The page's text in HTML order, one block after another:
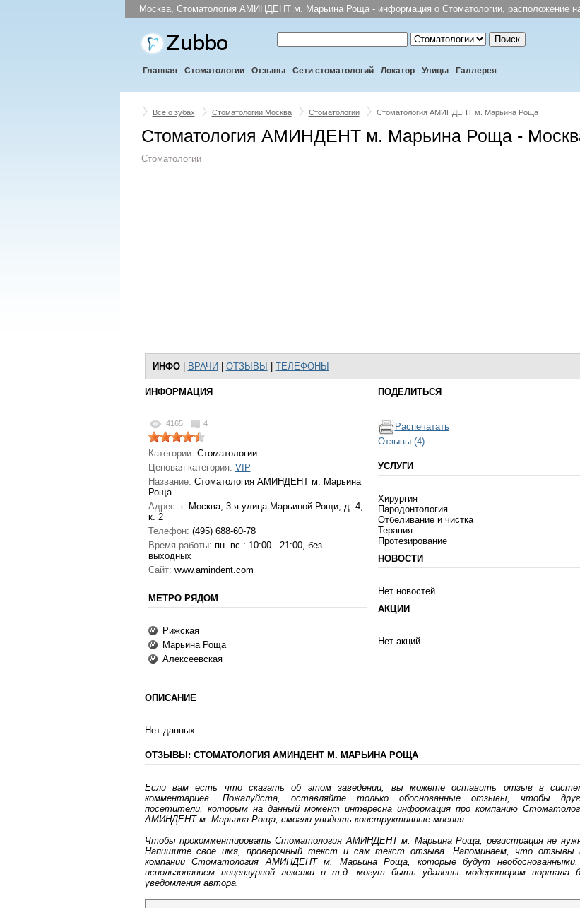
Москва, Стоматология АМИНДЕНТ м. Марьина Роща - информация о Стоматологии, расположение на
Поиск
Главная Стоматологии Отзывы Сети стоматологий Локатор Улицы Галлерея
Все о зубах Стоматологии Москва Стоматологии Стоматология АМИНДЕНТ м. Марьина Роща
Стоматология АМИНДЕНТ м. Марьина Роща -
Стоматологии
ИНФО| ВРАЧИ ОТЗЫВЫ ТЕЛЕФОНЫ
ИНФОРМАЦИЯ
4165 4
Категории: Стоматологии
Ценовая категория: VIP
Название: Стоматология АМИНДЕНТ м. Марьина
Роща
Адрес: г. Москва, 3-я улица Марьиной Рощи, д. 4,
к. 2
Телефон: (495) 688-60-78
Время работы: пн.-вс.: 10:00 - 21:00, без
выходных
Сайт: www.amindent.com
МЕТРО РЯДОМ
Рижская
Марьина Роща
Алексеевская
ПОДЕЛИТЬСЯ
Распечатать
Отзывы (4)
УСЛУГИ
Хирургия
Пародонтология
Отбеливание и чистка
Терапия
Протезирование
НОВОСТИ
Нет новостей
АКЦИИ
Нет акций
ОПИСАНИЕ
Нет данных
ОТЗЫВЫ: СТОМАТОЛОГИЯ АМИНДЕНТ М. МАРЬИНА РОЩА
Если вам есть что сказать об этом заведении, вы можете оставить отзыв в
комментариев. Пожалуйста, оставляйте только обоснованные отзывы, чтобы
посетители, которым на данный момент интересна информация про компанию
АМИНДЕНТ м. Марьина Роща, смогли увидеть конструктивные мнения.
Чтобы прокомментировать Стоматология АМИНДЕНТ м. Марьина Роща, регистрация не
Напишите свое имя, проверочный текст и сам текст отзыва. Напоминаем, что отзывы
компании Стоматология АМИНДЕНТ м. Марьина Роща, которые будут
использованием нецензурной лексики и т.д. могут быть удалены модератором портала
уведомления автора.